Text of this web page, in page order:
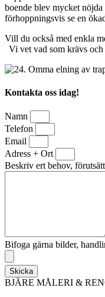
boende blev mycket
förhoppningsvis se en
Vill du också med enkla
Vi vet vad som krävs
Kontakta oss idag!
Namn
Telefon
Email
Adress + Ort
Beskriv ert behov,
Bifoga gärna bilder,
Skicka
BJÄRE MÅLERI &